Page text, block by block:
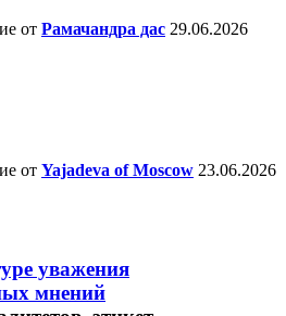
от Рамачандра дас 29.06.2026
от Yajadeva of Moscow 23.06.2026
уважения
мнений